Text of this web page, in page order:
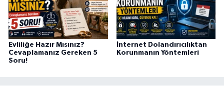
Evliliğe Hazır Mısınız?
Cevaplamanız Gereken 5
Soru!
İnternet Dolandırıcılıktan
Korunmanın Yöntemleri